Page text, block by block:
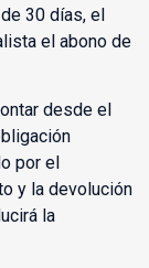
30 días, el
el abono de
desde el
por el
y la devolución
la